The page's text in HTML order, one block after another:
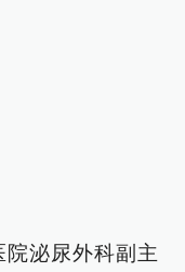
院泌尿外科副主